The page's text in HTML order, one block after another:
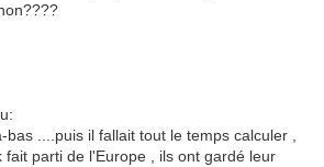
....puis il fallait tout le temps calculer ,
fait parti de l'Europe , ils ont gardé leur